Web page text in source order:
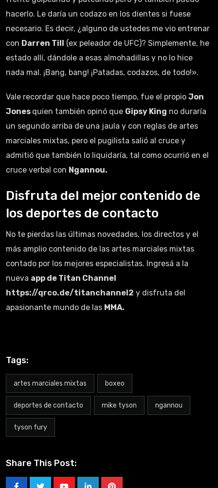
hacerlo. Le daría un codazo en los dientes si fuese
necesario. Es decir, ¿alguno de ustedes me vio entrenar
con Darren Till (ex peleador de UFC)? Simplemente, he
estado allí, dándole a esas almohadillas y no lo hice
nada mal. ¡Bang, bang! ¡Patadas, codazos, de todo!».
Vale recordar que hace poco tiempo, fue el propio Jon
Jones quien también opinó que Gipsy King no duraría
un segundo arriba de una jaula y con reglas de artes
marciales mixtas, pero el pugilista salió al cruce y
admitió que también lo liquidaría, tal como ocurrió en el
cruce verbal con Ngannou.
Disfruta del mejor contenido de
los deportes de contacto
No te pierdas las últimas novedades, los directos y el
más amplio contenido de las artes marciales mixtas
contado por los mejores especialistas. Ingresá a la
nueva app de Titan Channel
https://qrco.de/titanchannel2 y disfruta del
apasionante mundo de las MMA.
Tags:
artes marciales mixtas boxeo
deportes de contacto mike tyson ngannou
tyson fury
Share This Post: